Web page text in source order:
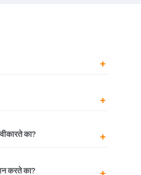
मुलांवर शस्त्रक्रिया
डोळ्यामध्ये दृष्टी समस्या उद्भवते.
केले जाऊ शकतात.
होण्याचा धोका प्रत्येक
आहे. पुनरावृत्ती सहसा तेव्हा
वेगवेगळ्या दिशेने जाऊ देऊ
का?
खर्च भरण्यासाठी आरोग्य विमा
करते का?